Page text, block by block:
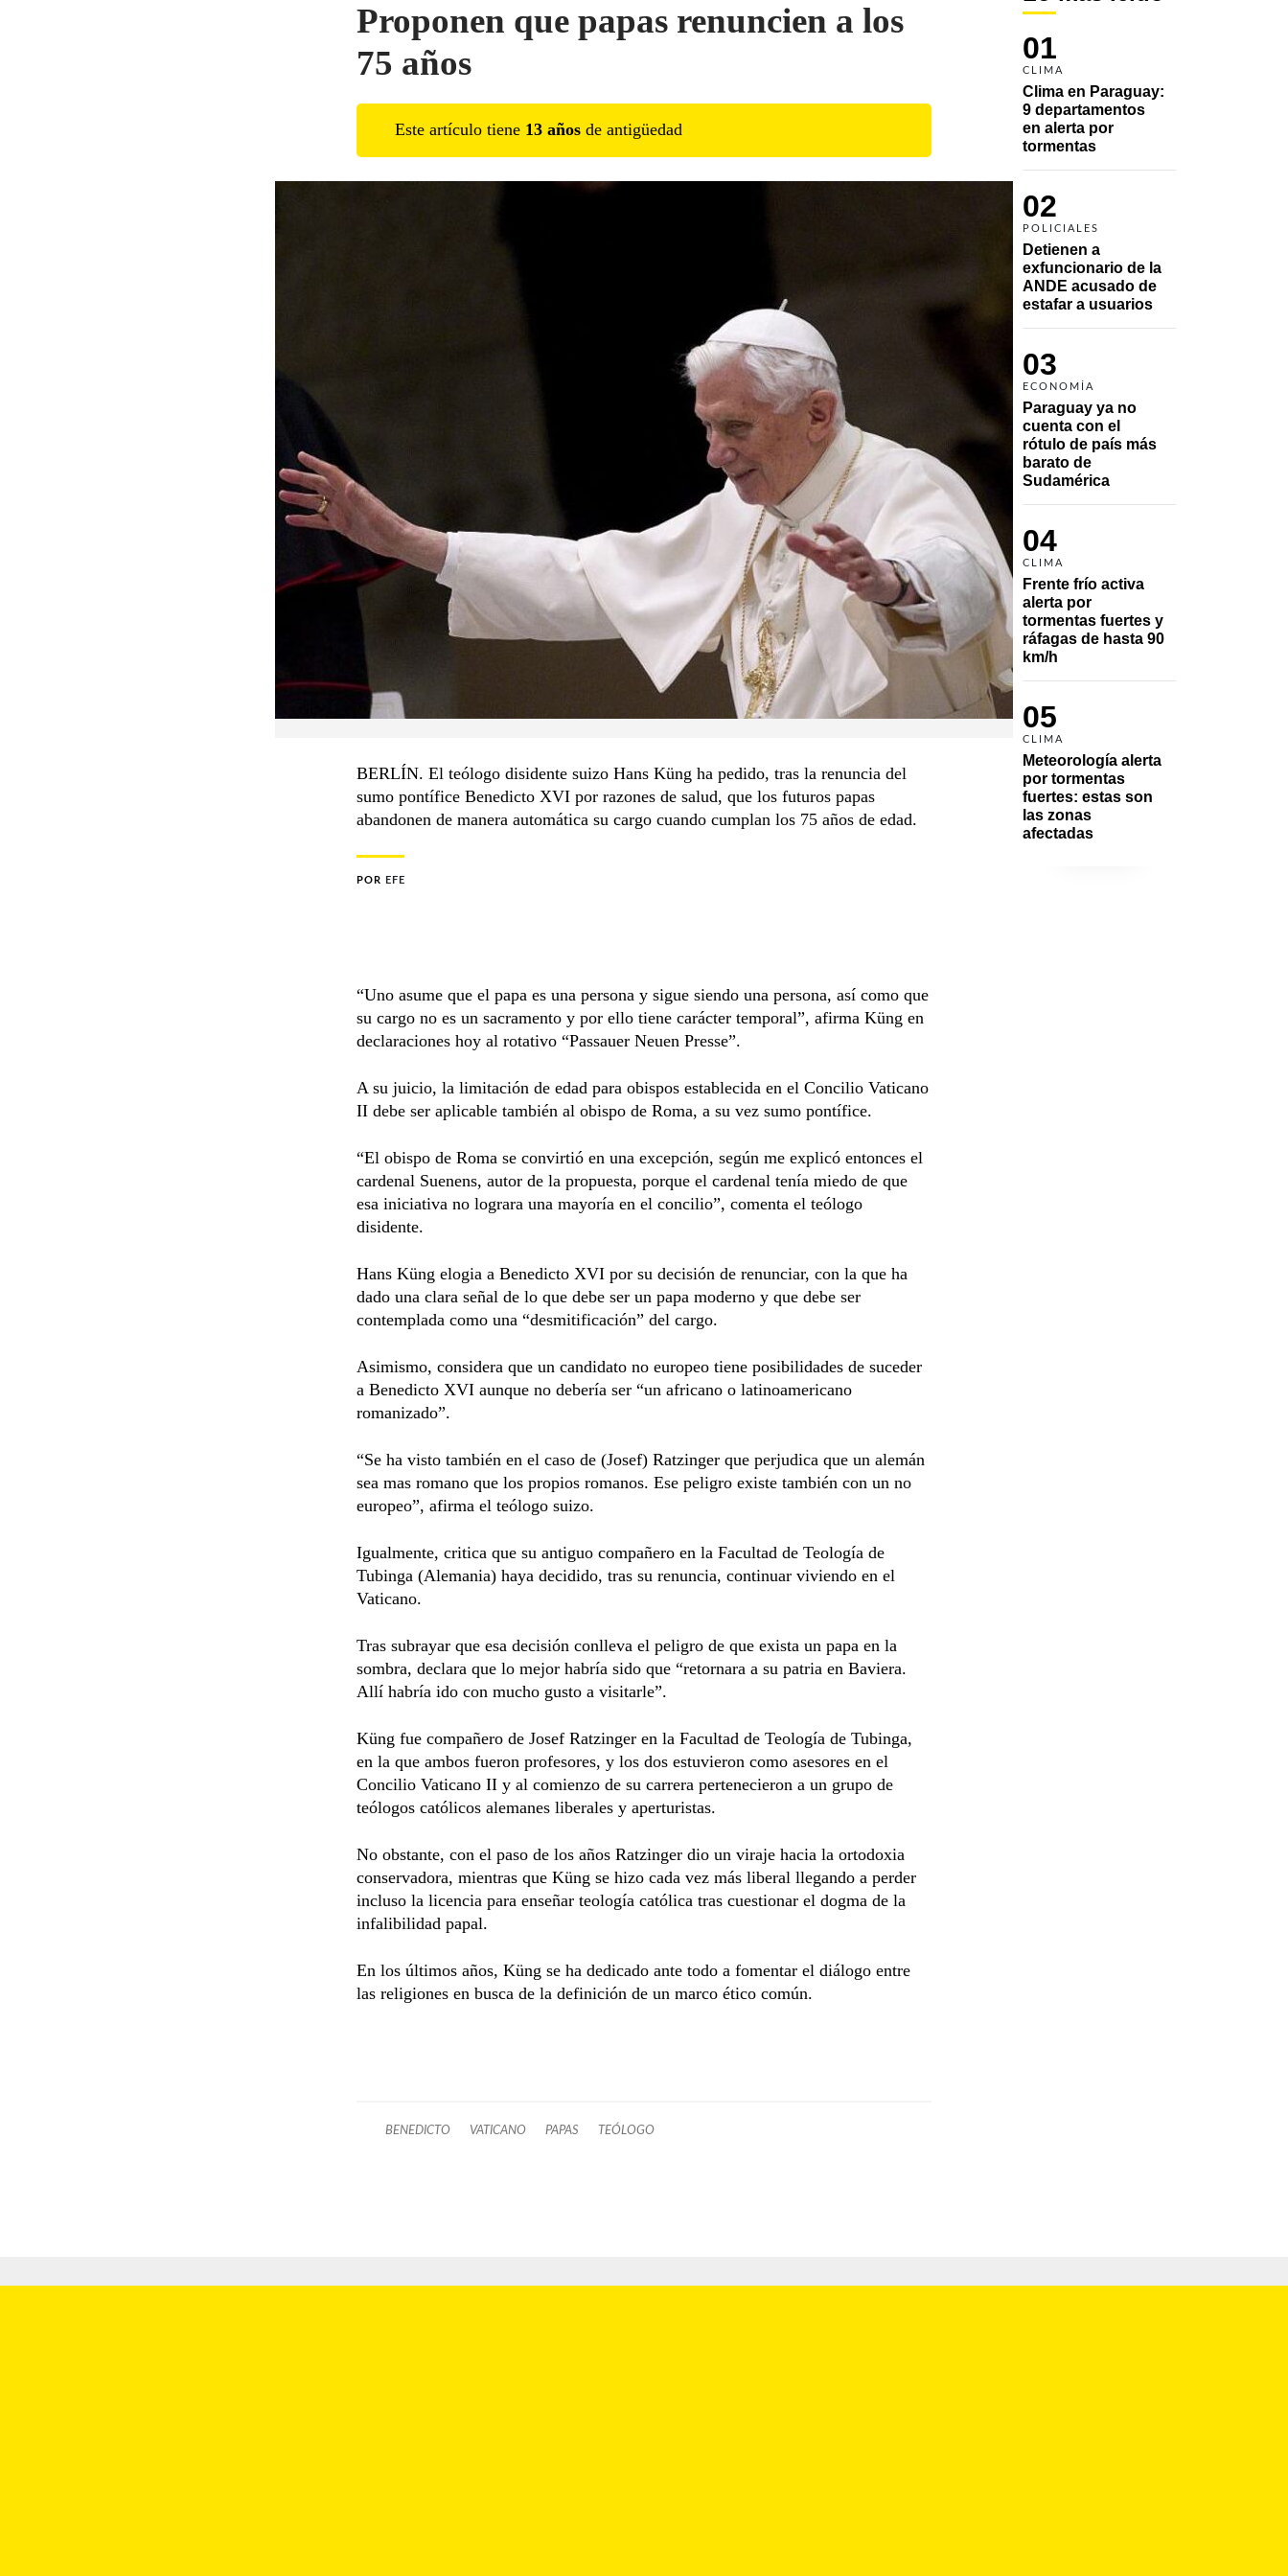
01
CLIMA
Clima en Paraguay:
9 departamentos
en alerta por
tormentas
02
POLICIALES
Detienen a
exfuncionario de la
ANDE acusado de
estafar a usuarios
03
ECONOMÍA
Paraguay ya no
cuenta con el
rótulo de país más
barato de
Sudamérica
04
CLIMA
Frente frío activa
alerta por
tormentas fuertes y
ráfagas de hasta 90
km/h
05
CLIMA
Meteorología alerta
por tormentas
fuertes: estas son
las zonas
afectadas
Proponen que papas renuncien a los
75 años
Este artículo tiene 13 años de antigüedad
BERLÍN. El teólogo disidente suizo Hans Küng ha pedido, tras la renuncia del
sumo pontífice Benedicto XVI por razones de salud, que los futuros papas
abandonen de manera automática su cargo cuando cumplan los 75 años de edad.
POR EFE
“Uno asume que el papa es una persona y sigue siendo una persona, así como que
su cargo no es un sacramento y por ello tiene carácter temporal”, afirma Küng en
declaraciones hoy al rotativo “Passauer Neuen Presse”.
A su juicio, la limitación de edad para obispos establecida en el Concilio Vaticano
II debe ser aplicable también al obispo de Roma, a su vez sumo pontífice.
“El obispo de Roma se convirtió en una excepción, según me explicó entonces el
cardenal Suenens, autor de la propuesta, porque el cardenal tenía miedo de que
esa iniciativa no lograra una mayoría en el concilio”, comenta el teólogo
disidente.
Hans Küng elogia a Benedicto XVI por su decisión de renunciar, con la que ha
dado una clara señal de lo que debe ser un papa moderno y que debe ser
contemplada como una “desmitificación” del cargo.
Asimismo, considera que un candidato no europeo tiene posibilidades de suceder
a Benedicto XVI aunque no debería ser “un africano o latinoamericano
romanizado”.
“Se ha visto también en el caso de (Josef) Ratzinger que perjudica que un alemán
sea mas romano que los propios romanos. Ese peligro existe también con un no
europeo”, afirma el teólogo suizo.
Igualmente, critica que su antiguo compañero en la Facultad de Teología de
Tubinga (Alemania) haya decidido, tras su renuncia, continuar viviendo en el
Vaticano.
Tras subrayar que esa decisión conlleva el peligro de que exista un papa en la
sombra, declara que lo mejor habría sido que “retornara a su patria en Baviera.
Allí habría ido con mucho gusto a visitarle”.
Küng fue compañero de Josef Ratzinger en la Facultad de Teología de Tubinga,
en la que ambos fueron profesores, y los dos estuvieron como asesores en el
Concilio Vaticano II y al comienzo de su carrera pertenecieron a un grupo de
teólogos católicos alemanes liberales y aperturistas.
No obstante, con el paso de los años Ratzinger dio un viraje hacia la ortodoxia
conservadora, mientras que Küng se hizo cada vez más liberal llegando a perder
incluso la licencia para enseñar teología católica tras cuestionar el dogma de la
infalibilidad papal.
En los últimos años, Küng se ha dedicado ante todo a fomentar el diálogo entre
las religiones en busca de la definición de un marco ético común.
BENEDICTO VATICANO PAPAS TEÓLOGO